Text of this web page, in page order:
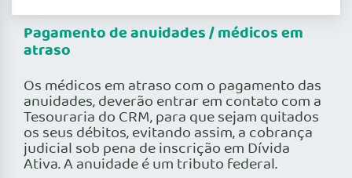
Pagamento de anuidades / médicos em
atraso
Os médicos em atraso com o pagamento das
anuidades, deverão entrar em contato com a
Tesouraria do CRM, para que sejam quitados
os seus débitos, evitando assim, a cobrança
judicial sob pena de inscrição em Dívida
Ativa. A anuidade é um tributo federal.